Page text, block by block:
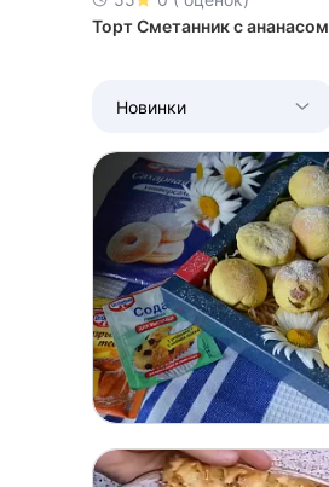
Торт Сметанник с ананасом
Новинки